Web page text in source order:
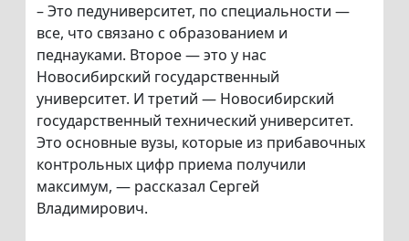
– Это педуниверситет, по специальности —
все, что связано с образованием и
педнауками. Второе — это у нас
Новосибирский государственный
университет. И третий — Новосибирский
государственный технический университет.
Это основные вузы, которые из прибавочных
контрольных цифр приема получили
максимум, — рассказал Сергей
Владимирович.